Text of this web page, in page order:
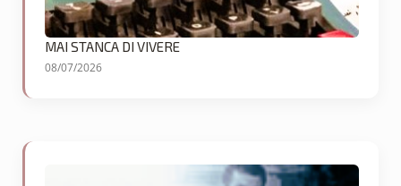
MAI STANCA DI VIVERE
08/07/2026